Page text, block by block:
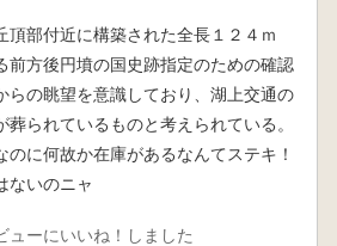
頂部付近に構築された全長１２４ｍ
前方後円墳の国史跡指定のための確認
らの眺望を意識しており、湖上交通の
られているものと考えられている。
のに何故か在庫があるなんてステキ！
ないのニャ
ューにいいね！しました